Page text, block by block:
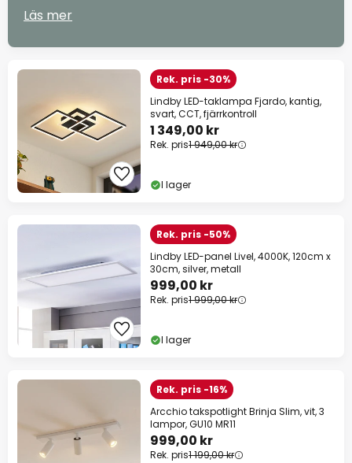
Läs mer
Rek. pris -30%
Lindby LED-taklampa Fjardo, kantig,
svart, CCT, fjärrkontroll
1 349,00 kr
Rek. pris1 949,00 kr
I lager
Rek. pris -50%
Lindby LED-panel Livel, 4000K, 120cm x
30cm, silver, metall
999,00 kr
Rek. pris1 999,00 kr
I lager
Rek. pris -16%
Arcchio takspotlight Brinja Slim, vit, 3
lampor, GU10 MR11
999,00 kr
Rek. pris1 199,00 kr